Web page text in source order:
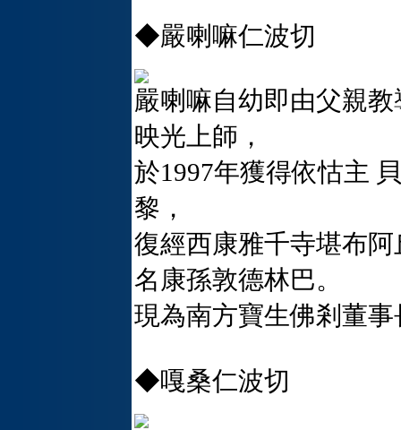
◆嚴喇嘛仁波切
嚴喇嘛自幼即由父親
映光上師，
於1997年獲得依怙主
黎，
復經西康雅千寺堪布
名康孫敦德林巴。
現為南方寶生佛剎董事
◆嘎桑仁波切